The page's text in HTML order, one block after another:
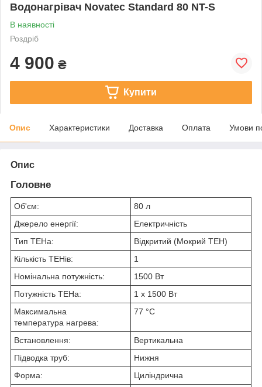
Водонагрівач Novatec Standard 80 NT-S
В наявності
Роздріб
4 900 ₴
Купити
Опис Характеристики Доставка Оплата Умови
Опис
Головне
Об'єм:
80 л
Джерело енергії:
Електричність
Тип ТЕНа:
Відкритий (Мокрий ТЕН)
Кількість ТЕНів:
1
Номінальна потужність:
1500 Вт
Потужність ТЕНа:
1 x 1500 Вт
Максимальна
температура нагрева:
77 °C
Встановлення:
Вертикальна
Підводка труб:
Нижня
Форма:
Циліндрична